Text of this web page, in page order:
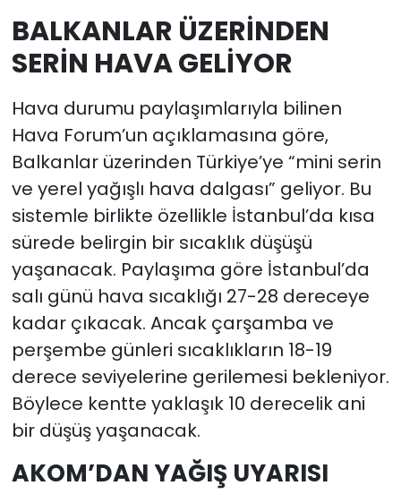
BALKANLAR ÜZERİNDEN
SERİN HAVA GELİYOR
Hava durumu paylaşımlarıyla bilinen
Hava Forum’un açıklamasına göre,
Balkanlar üzerinden Türkiye’ye “mini serin
ve yerel yağışlı hava dalgası” geliyor. Bu
sistemle birlikte özellikle İstanbul’da kısa
sürede belirgin bir sıcaklık düşüşü
yaşanacak. Paylaşıma göre İstanbul’da
salı günü hava sıcaklığı 27-28 dereceye
kadar çıkacak. Ancak çarşamba ve
perşembe günleri sıcaklıkların 18-19
derece seviyelerine gerilemesi bekleniyor.
Böylece kentte yaklaşık 10 derecelik ani
bir düşüş yaşanacak.
AKOM’DAN YAĞIŞ UYARISI